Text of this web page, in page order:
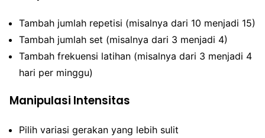
Tambah jumlah repetisi (misalnya dari 10 menjadi 15)
Tambah jumlah set (misalnya dari 3 menjadi 4)
Tambah frekuensi latihan (misalnya dari 3 menjadi 4
hari per minggu)
Manipulasi Intensitas
Pilih variasi gerakan yang lebih sulit